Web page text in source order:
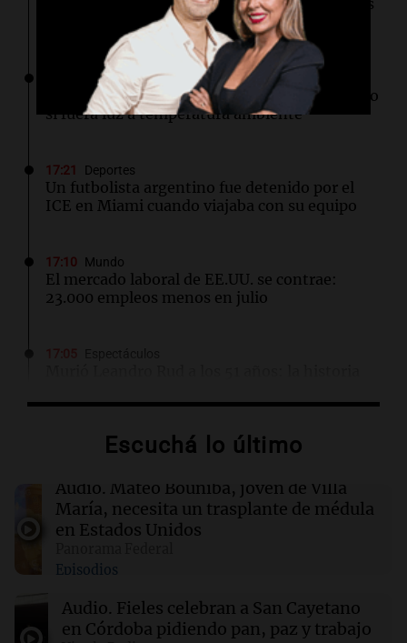
para astronautas en misiones prolongadas
Ciencia
Científicos de UCLA logran guiar el calor como
si fuera luz a temperatura ambiente
17:21 Deportes
Un futbolista argentino fue detenido por el
ICE en Miami cuando viajaba con su equipo
17:10 Mundo
El mercado laboral de EE.UU. se contrae:
23.000 empleos menos en julio
época
Fieles celebran a San Cayetano en Córdoba
pidiendo pan, paz y trabajo
"El tigre y el león": el efusivo encuentro entre
Escuchá lo último
Audio. Mateo Bouniba, joven de Villa
María, necesita un trasplante de médula
en Estados Unidos
Episodios
Audio. Fieles celebran a San Cayetano
en Córdoba pidiendo pan, paz y trabajo